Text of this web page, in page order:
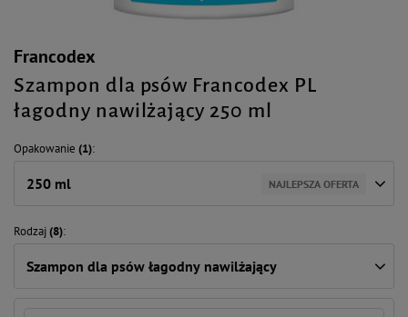
Francodex
Szampon dla psów Francodex PL
łagodny nawilżający 250 ml
Opakowanie (1)
250 ml NAJLEPSZA OFERTA
Rodzaj(8)
Szampon dla psów łagodny nawilżający